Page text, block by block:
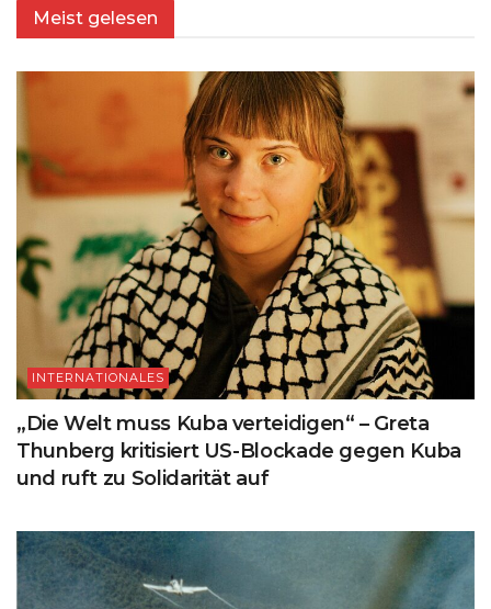
Meist gelesen
INTERNATIONALES
„Die Welt muss Kuba verteidigen“ – Greta
Thunberg kritisiert US-Blockade gegen Kuba
und ruft zu Solidarität auf